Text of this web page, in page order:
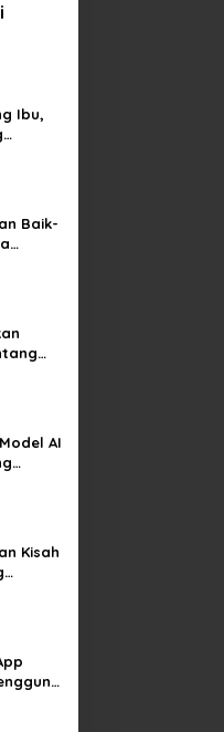
Ibu,
Baik-
AI
Kisah
dan